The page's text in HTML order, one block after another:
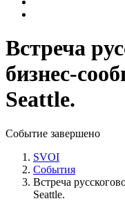
Встреча
бизнес-
Seattle.
Событие завершено
SVOI
События
Встреча
Seattle.